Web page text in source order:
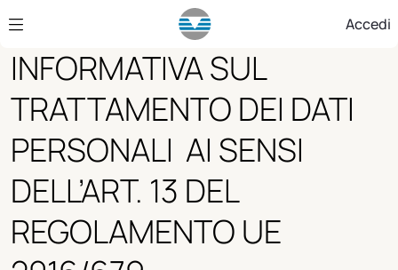
Skip to Main Content Accedi
INFORMATIVA SUL
TRATTAMENTO DEI DATI
PERSONALI AI SENSI
DELL’ART. 13 DEL
REGOLAMENTO UE